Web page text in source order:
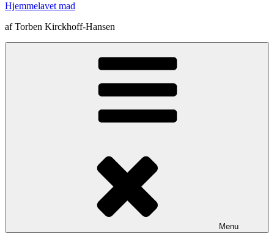
Hjemmelavet mad
af Torben Kirckhoff-Hansen
Menu